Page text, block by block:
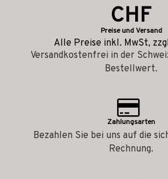
CHF
Preise und Versand
Alle Preise inkl. MwSt,
Versandkostenfrei in der
Bestellwert.
Zahlungsarten
Bezahlen Sie bei uns auf die
Rechnung.